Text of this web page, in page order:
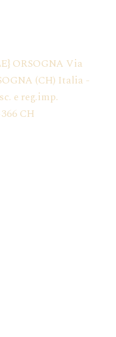
ORSOGNA Via
(CH) Italia -
e reg.imp.
CH